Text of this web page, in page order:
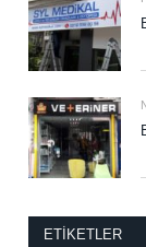
ETIKETLER